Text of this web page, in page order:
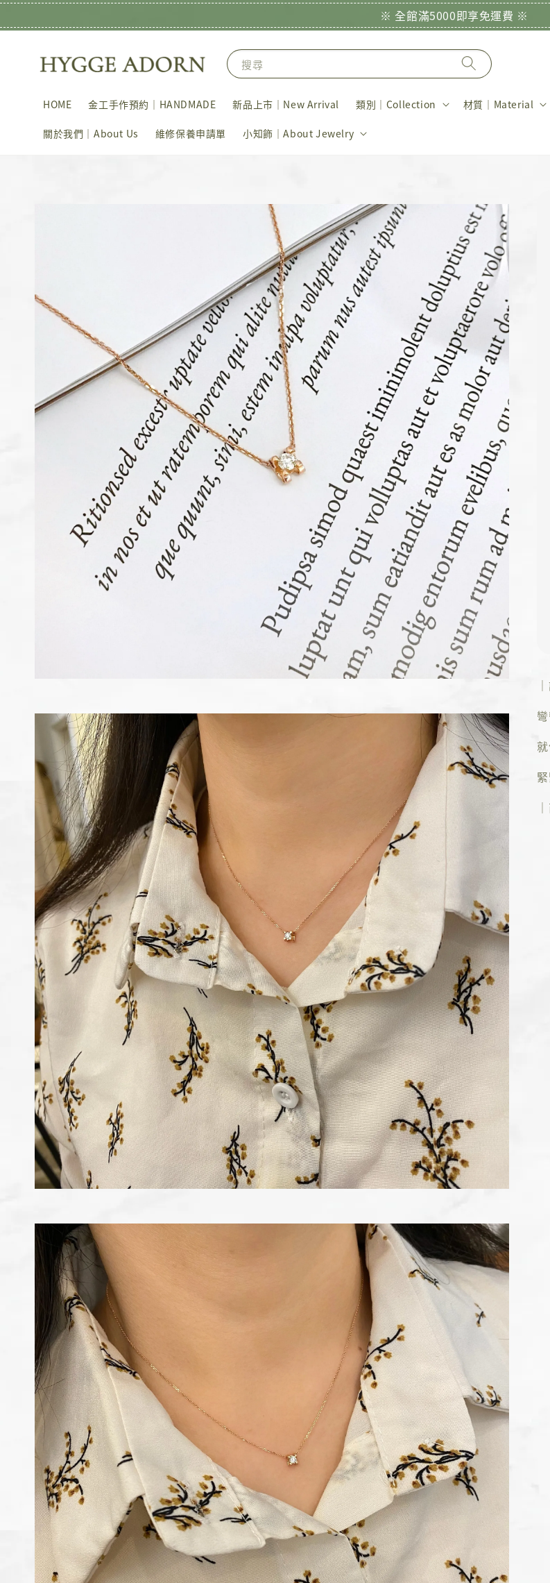
※ 全館滿5000即享免運費 ※
搜尋
HOME 金工手作預約｜HANDMADE 新品上市｜New Arrival 類別｜Collection 材質｜Material
關於我們｜About Us 維修保養申請單 小知飾｜About Jewelry